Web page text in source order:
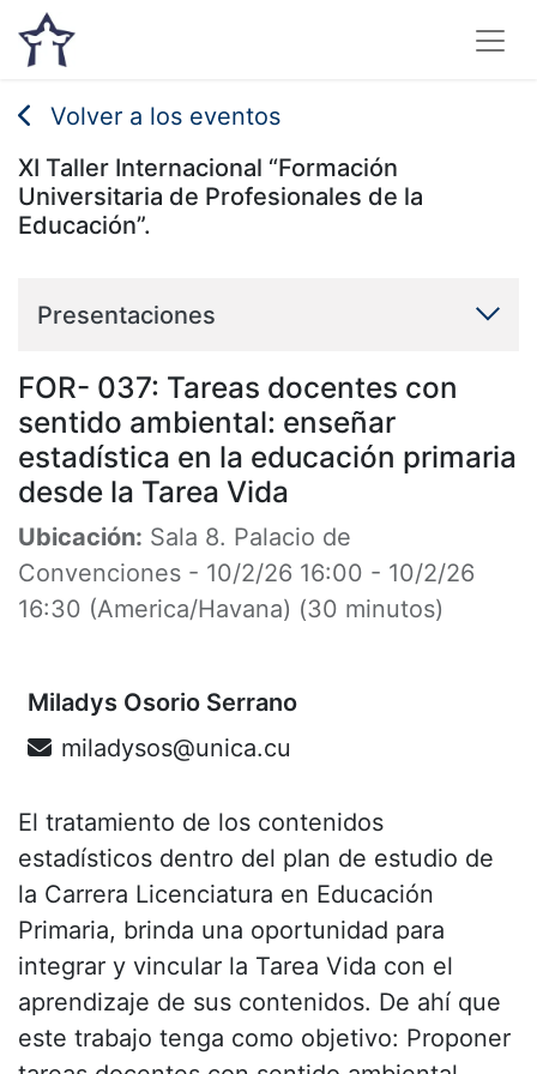
Volver a los eventos
XI Taller Internacional “Formación
Universitaria de Profesionales de la
Educación”.
Presentaciones
FOR- 037: Tareas docentes con
sentido ambiental: enseñar
estadística en la educación primaria
desde la Tarea Vida
Ubicación: Sala 8. Palacio de
Convenciones - 10/2/26 16:00 - 10/2/26
16:30 (America/Havana) (30 minutos)
Miladys Osorio Serrano
miladysos@unica.cu
El tratamiento de los contenidos
estadísticos dentro del plan de estudio de
la Carrera Licenciatura en Educación
Primaria, brinda una oportunidad para
integrar y vincular la Tarea Vida con el
aprendizaje de sus contenidos. De ahí que
este trabajo tenga como objetivo: Proponer